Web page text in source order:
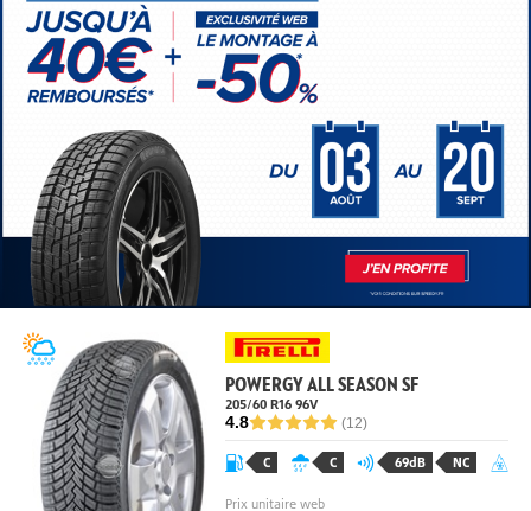
POWERGY ALL SEASON SF
205/60 R16 96V
C C 69dB NC